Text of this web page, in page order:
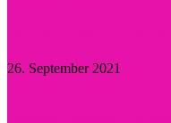
26. September 2021